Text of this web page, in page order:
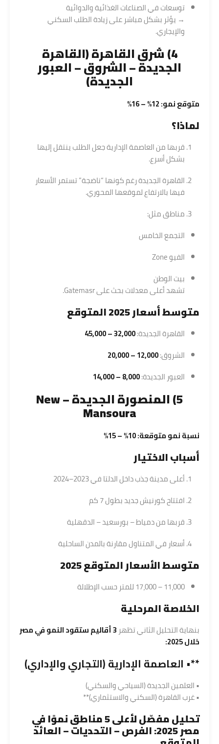
توسعات في الصناعات الغذائية والدوائية
→ يؤثر بشكل مباشر على زيادة الطلب السكني
والإيجاري.
4) شرق القاهرة (القاهرة
الجديدة – الشروق – العبور
الجديدة)
متوقع نمو: 12% – 16%
لماذا؟
قربها من العاصمة الإدارية جعل الطلب ينتقل إليها
بشكل أسرع.
القاهرة الجديدة رغم كونها “ناضجة” تستمر الأسعار
فيها بالارتفاع لموقعها المحوري.
مناطق مثل:
التجمع الخامس
الفيو Zone
بيت الوطن
تشهد أعلى معدلات بحث على Gatemasr.
متوسط أسعار 2025 المتوقع
القاهرة الجديدة:32,000 – 45,000
الشروق:12,000 – 20,000
العبور الجديدة:8,000 – 14,000
5) المنصورة الجديدة – New
Mansoura
نسبة نمو متوقعة: 10% – 15%
أسباب الاختيار
أعلى مدينة جذب داخل الدلتا في 2023–2024
افتتاح كورنيش جديد بطول 7 كم
قربها من دمياط – بورسعيد – الدقهلية
أسعار في المتناول مقارنة بالمدن الساحلية
متوسط الأسعار المتوقع 2025
11،000 – 17،000 للمتر حسب الإطلالة
الخلاصة المرحلية
بنهاية التحليل الثاني تظهر 3 أقاليم ستقود النمو في مصر
خلال 2025:
**• العاصمة الإدارية (التجاري والإداري)
• العلمين الجديدة (السياحي والسكني)
• غرب القاهرة (السكني والاستثماري)**
تحليل مفصّل لأعلى 5 مناطق نموًا في
مصر 2025: الفرص – التحديات – العائد